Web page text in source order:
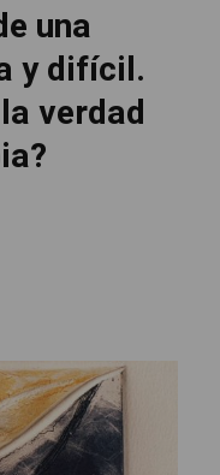
una
y difícil.
verdad